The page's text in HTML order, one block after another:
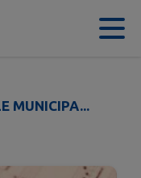
MUNICIPA...